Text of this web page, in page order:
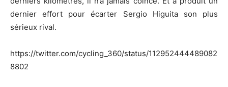
dernier effort pour écarter Sergio Higuita son plus
sérieux rival.
https://twitter.com/cycling_360/status/112952444489082
8802